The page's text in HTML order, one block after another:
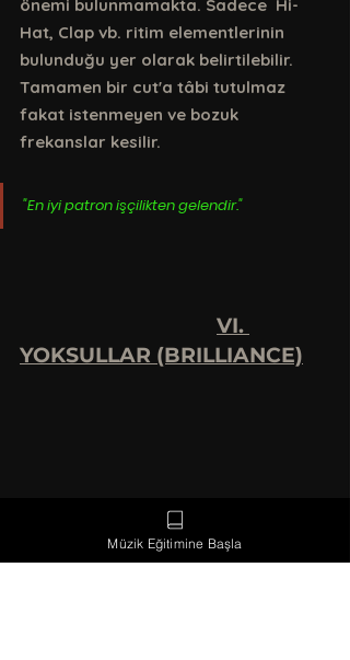
önemi bulunmamakta. Sadece  Hi-
Hat, Clap vb. ritim elementlerinin
bulunduğu yer olarak belirtilebilir.
Tamamen bir cut'a tâbi tutulmaz
fakat istenmeyen ve bozuk
frekanslar kesilir.
"En iyi patron işçilikten gelendir."
VI.
YOKSULLAR (BRILLIANCE)
Yoksullar (Brilliance) : 6 kHz ile 20kHz,
bir başka deyişle insan kulağının
Müzik Eğitimine Başla